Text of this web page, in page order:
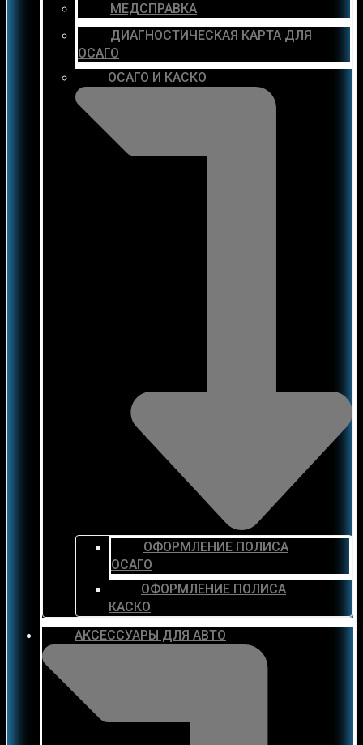
МЕДСПРАВКА
ДИАГНОСТИЧЕСКАЯ КАРТА ДЛЯ
ОСАГО
ОСАГО И КАСКО
ОФОРМЛЕНИЕ ПОЛИСА
ОСАГО
ОФОРМЛЕНИЕ ПОЛИСА
КАСКО
АКСЕССУАРЫ ДЛЯ АВТО